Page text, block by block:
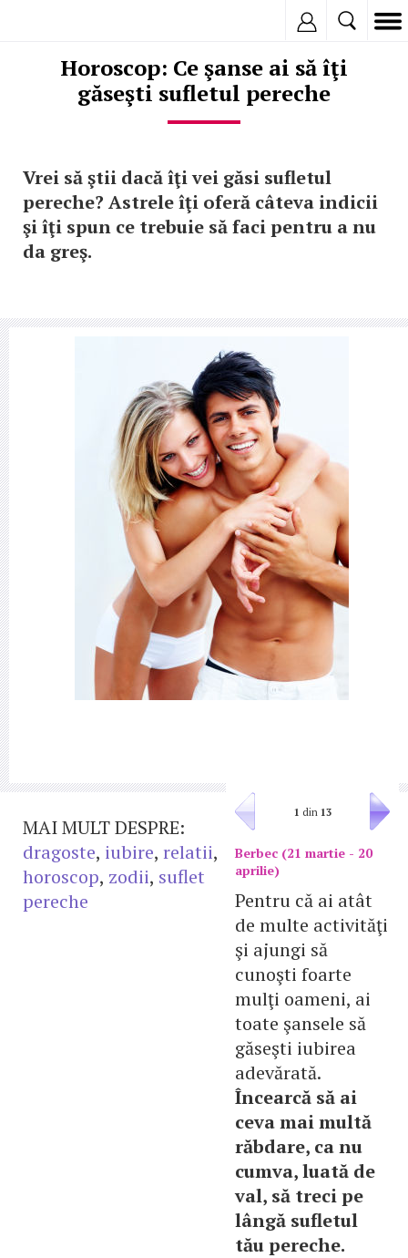
Horoscop: Ce şanse ai să îţi
găseşti sufletul pereche
Vrei să ştii dacă îţi vei găsi sufletul
pereche? Astrele îţi oferă câteva indicii
şi îţi spun ce trebuie să faci pentru a nu
da greş.
1 din 13
Berbec (21 martie - 20
aprilie)
Pentru că ai atât
de multe activităţi
şi ajungi să
cunoşti foarte
mulţi oameni, ai
toate şansele să
găseşti iubirea
adevărată.
Încearcă să ai
ceva mai multă
răbdare, ca nu
cumva, luată de
val, să treci pe
lângă sufletul
tău pereche.
MAI MULT DESPRE:
dragoste, iubire, relatii,
horoscop, zodii, suflet
pereche